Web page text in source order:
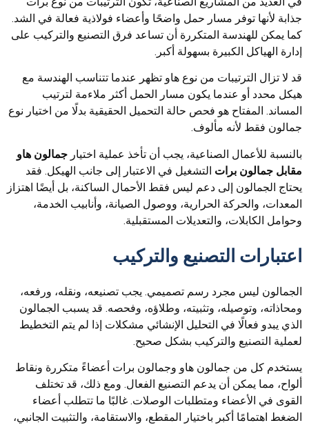
جذابة لأنها توفر مسار حمل واضحًا وأعضاء فولاذية فعالة في الشد.
كما يمكن للهندسة المتكررة أن تساعد فرق التصنيع والتركيب على
إدارة الهياكل الكبيرة بسهولة أكبر.
قد لا تزال الترتيبات من نوع هاو تظهر عندما تتناسب الهندسة مع
هيكل محدد أو عندما يكون مسار الحمل أكثر ملاءمة لترتيب
المساند. المفتاح هو فحص حالة التحميل الحقيقية بدلًا من اختيار نوع
جمالون فقط لأنه مألوف.
بالنسبة للأعمال الصناعية، يجب أن تأخذ عملية اختيار جمالون هاو
مقابل جمالون برات التشغيل في الاعتبار إلى جانب الهيكل. فقد
يحتاج الجمالون إلى دعم ليس فقط الأحمال الساكنة، بل أيضًا اهتزاز
المعدات، والحركة الحرارية، ووصول الصيانة، وأنابيب الخدمة،
وحوامل الكابلات، والتعديلات المستقبلية.
اعتبارات التصنيع والتركيب
الجمالون ليس مجرد رسم تصميمي. يجب تصنيعه، ونقله، ورفعه،
ومحاذاته، وتوصيله، وتثبيته، وطلاؤه، وفحصه. قد يسبب الجمالون
الذي يبدو فعالًا في التحليل الإنشائي مشكلات إذا لم يتم التخطيط
لعملية التصنيع والتركيب بشكل صحيح.
يستخدم كل من جمالون هاو وجمالون برات أعضاءً متكررة ونقاط
ألواح، مما يمكن أن يدعم التصنيع الفعال. ومع ذلك، قد تختلف
القوى في الأعضاء ومتطلبات الوصلات. غالبًا ما تتطلب أعضاء
الضغط اهتمامًا أكبر باختيار المقطع، والاستقامة، والتثبيت الجانبي،